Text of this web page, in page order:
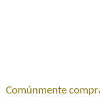
Comúnmente